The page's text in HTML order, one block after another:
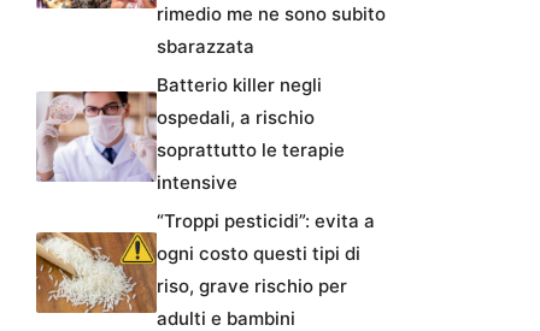
rimedio me ne sono subito
sbarazzata
Batterio killer negli
ospedali, a rischio
soprattutto le terapie
intensive
“Troppi pesticidi”: evita a
ogni costo questi tipi di
riso, grave rischio per
adulti e bambini